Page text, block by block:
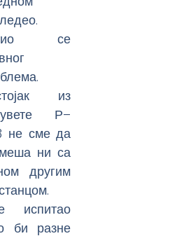
се
из
Р–
не сме да
ни са
другим
испитао
би разне